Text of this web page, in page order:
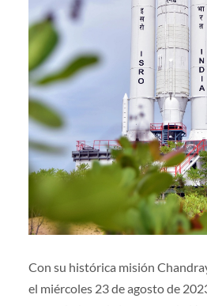
Con su histórica misión
el miércoles 23 de agosto de